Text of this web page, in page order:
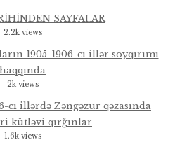
SAYFALAR
2.2k views
1905-1906-cı illər soyqırımı
haqqında
2k views
cı illərdə Zəngəzur qəzasında
kütləvi qırğınlar
1.6k views